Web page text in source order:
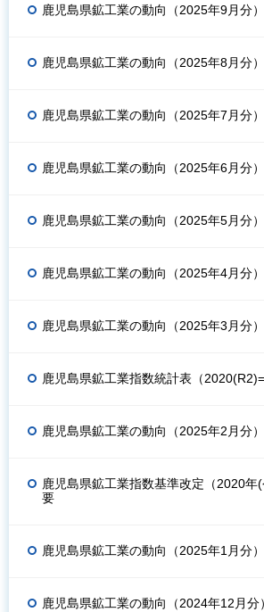
鹿児島県鉱工業の動向（2025年9月分）
鹿児島県鉱工業の動向（2025年8月分）
鹿児島県鉱工業の動向（2025年7月分）
鹿児島県鉱工業の動向（2025年6月分）
鹿児島県鉱工業の動向（2025年5月分）
鹿児島県鉱工業の動向（2025年4月分）
鹿児島県鉱工業の動向（2025年3月分）
鹿児島県鉱工業指数統計表（
鹿児島県鉱工業の動向（2025年2月分）
鹿児島県鉱工業指数基準改定（2020年
要
鹿児島県鉱工業の動向（2025年1月分）
鹿児島県鉱工業の動向（2024年12月分）